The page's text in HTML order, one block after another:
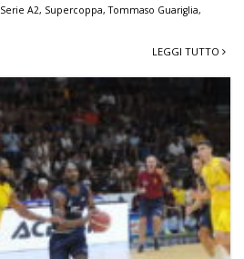
Serie A2, Supercoppa,Tommaso Guariglia,
LEGGI TUTTO